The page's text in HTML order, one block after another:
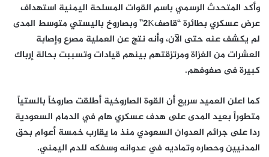
وأكد المتحدث الرسمي باسم القوات المسلحة اليمنية استهداف
عرض عسكري بطائرة “قاصف2K” وبصاروخ باليستي متوسط المدى
لم يكشف عنه حتى الآن، وأنه نتج عن العملية مصرع وإصابة
العشرات من الغزاة ومرتزقتهم بينهم قيادات وتسببت بحالة إرباك
كبيرة فى صفوفهم.
كما اعلن العميد سريع أن القوة الصاروخية أطلقت صاروخاً بالستياً
متطوراً بعيد المدى على هدف عسكري هام في الدمام السعودية
ردا على جرائم العدوان السعودي منذ ما يقارب خمسة أعوام بحق
المدنيين وحصاره وتماديه في عدوانه وسفكه للدم اليمني.